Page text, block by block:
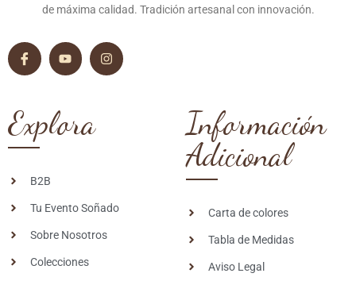
de máxima calidad. Tradición artesanal con innovación.
Explora
B2B
Tu Evento Soñado
Sobre Nosotros
Colecciones
Información
Adicional
Carta de colores
Tabla de Medidas
Aviso Legal